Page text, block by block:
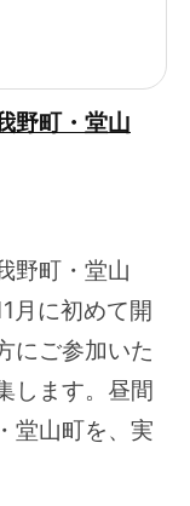
野町・堂山
野町・堂山
月に初めて開
にご参加いた
します。昼間
堂山町を、実